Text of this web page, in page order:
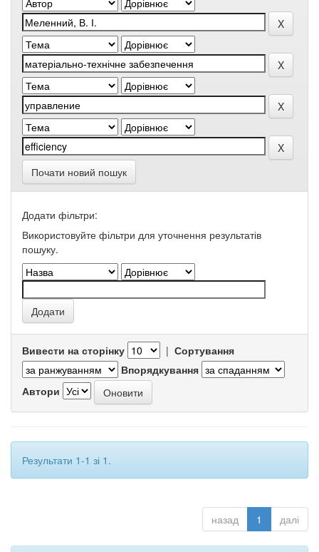
Почати новий пошук
Додати фільтри:
Використовуйте фільтри для уточнення результатів
пошуку.
Вивести на сторінку | Сортування
Впорядкування
Автори
Результати 1-1 зі 1.
назад 1 далі